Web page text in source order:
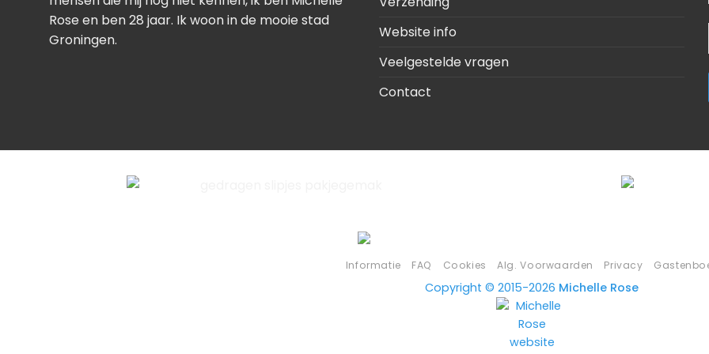
Rose en ben 28 jaar. Ik woon in de mooie stad
Groningen.
Website info
Veelgestelde vragen
Contact
Informatie FAQ Cookies Alg. Voorwaarden Privacy
Copyright © 2015-2026 Michelle Rose